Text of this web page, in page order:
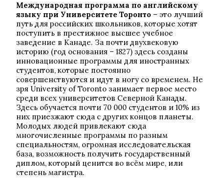
Международная программа по английскому
языку при Университете Торонто – это лучший
путь для российских школьников, которые хотят
поступить в престижное высшее учебное
заведение в Канаде. За почти двухвековую
историю (год основания – 1827) здесь созданы
инновационные программы для иностранных
студентов, которые постоянно
совершенствуются и идут в ногу со временем. Не
зря University of Toronto занимает первое место
среди всех университетов Северной Канады.
Здесь обучается почти 70 000 студентов и 10% из
них приезжают сюда с других концов планеты.
Молодых людей привлекают сюда
многочисленные программы по разным
специальностям, огромная исследовательская
база, возможность получить государственный
диплом, который ценится во всём мире, или
степень магистра.